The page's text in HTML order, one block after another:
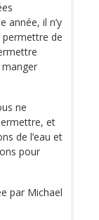
année, il n’y
permettre de
manger
ne
et
de l’eau et
pour
par Michael